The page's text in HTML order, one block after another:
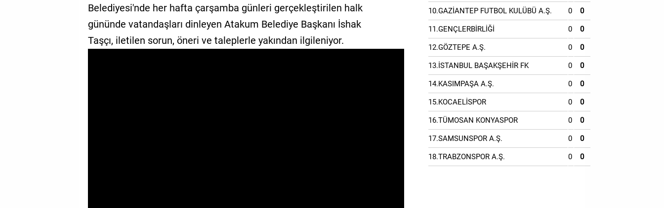
Belediyesi'nde her hafta çarşamba günleri gerçekleştirilen halk
gününde vatandaşları dinleyen Atakum Belediye Başkanı İshak
Taşçı, iletilen sorun, öneri ve taleplerle yakından ilgileniyor.
10.GAZİANTEP FUTBOL KULÜBÜ A.Ş. 0 0
11.GENÇLERBİRLİĞİ 0 0
12.GÖZTEPE A.Ş. 0 0
13.İSTANBUL BAŞAKŞEHİR FK 0 0
14.KASIMPAŞA A.Ş. 0 0
15.KOCAELİSPOR 0 0
16.TÜMOSAN KONYASPOR 0 0
17.SAMSUNSPOR A.Ş. 0 0
18.TRABZONSPOR A.Ş. 0 0